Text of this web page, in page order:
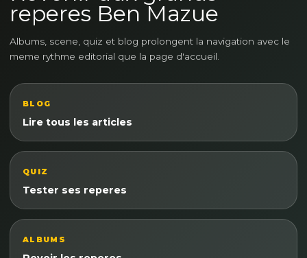
reperes Ben Mazue
Albums, scene, quiz et blog prolongent la navigation avec le
meme rythme editorial que la page d'accueil.
BLOG
Lire tous les articles
QUIZ
Tester ses reperes
ALBUMS